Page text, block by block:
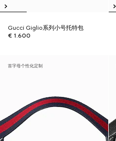
Gucci Giglio系列小号托特包
€ 1.600
首字母个性化定制